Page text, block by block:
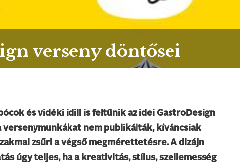
verseny döntősei
és vidéki idill is feltűnik az idei GastroDesign
versenymunkákat nem publikálták, kíváncsiak
zsűri a végső megmérettetésre. A dizájn
úgy teljes, ha a kreativitás, stílus, szellemesség